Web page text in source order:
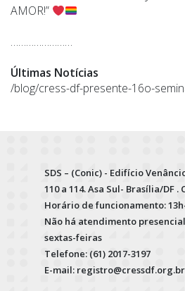
AMOR!”
……………………
Últimas Notícias
/blog/cress-df-presente-16o-
SDS – (Conic) - Edifício
110 a 114. Asa Sul- Brasília/DF .
Horário de funcionamento:
Não há atendimento
sextas-feiras
Telefone: (61) 2017-3197
E-mail: registro@cressdf.org.br